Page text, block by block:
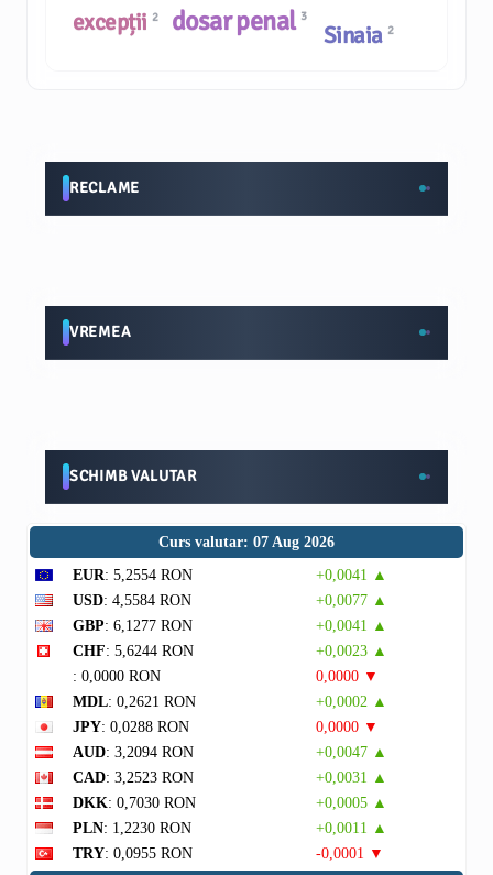
Sinaia 2
dosar penal 3
excepții 2
RECLAME
VREMEA
SCHIMB VALUTAR
Curs valutar: 07 Aug 2026
EUR: 5,2554 RON
+0,0041 ▲
USD: 4,5584 RON
+0,0077 ▲
GBP: 6,1277 RON
+0,0041 ▲
CHF: 5,6244 RON
+0,0023 ▲
: 0,0000 RON
0,0000 ▼
MDL: 0,2621 RON
+0,0002 ▲
JPY: 0,0288 RON
0,0000 ▼
AUD: 3,2094 RON
+0,0047 ▲
CAD: 3,2523 RON
+0,0031 ▲
DKK: 0,7030 RON
+0,0005 ▲
PLN: 1,2230 RON
+0,0011 ▲
TRY: 0,0955 RON
-0,0001 ▼